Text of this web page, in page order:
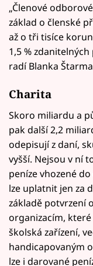
„Členové
základ o členské
až o tři tisíce
1,5 %
radí Blanka
Charita
Skoro miliardu a
pak další 2,2
odepisují z daní,
vyšší. Nejsou v ní
peníze vhozené
lze uplatnit jen za
základě potvrzení
organizacím,
školská zařízení,
handicapovaným
lze i darované